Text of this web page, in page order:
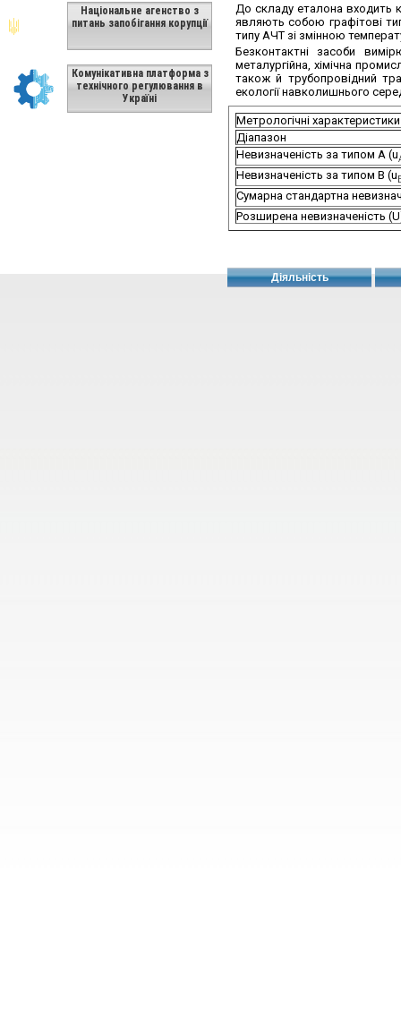
Національне агенство з
питань запобігання корупції
Комунікативна платформа з
технічного регулювання в
Україні
До складу еталона входить
являють собою графітові
типу АЧТ зі змінною
Безконтактні засоби
металургійна, хімічна
також й трубопровідний
екології навколишнього
Метрологічні характеристики
Діапазон
Невизначеність за типом А (u
Невизначеність за типом В (u
Сумарна стандартна
Розширена невизначеність
Діяльність